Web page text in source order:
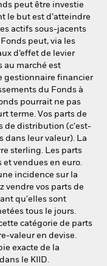
peut être investie
le but est d’atteindre
actifs sous-jacents
peut, via les
d’effet de levier
au marché est
gestionnaire financier
du Fonds à
pourrait ne pas
terme. Vos parts de
de distribution (c'est-
dans leur valeur). La
sterling. Les parts
et vendues en euro.
incidence sur la
vendre vos parts de
qu'elles sont
tous le jours.
catégorie de parts
valeur en devise.
exacte de la
le KIID.